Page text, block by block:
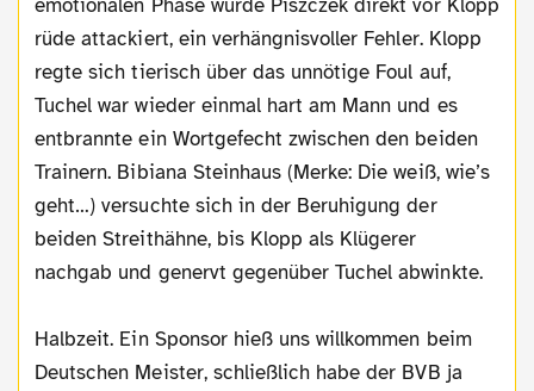
emotionalen Phase wurde Piszczek direkt vor Klopp
rüde attackiert, ein verhängnisvoller Fehler. Klopp
regte sich tierisch über das unnötige Foul auf,
Tuchel war wieder einmal hart am Mann und es
entbrannte ein Wortgefecht zwischen den beiden
Trainern. Bibiana Steinhaus (Merke: Die weiß, wie’s
geht…) versuchte sich in der Beruhigung der
beiden Streithähne, bis Klopp als Klügerer
nachgab und genervt gegenüber Tuchel abwinkte.
Halbzeit. Ein Sponsor hieß uns willkommen beim
Deutschen Meister, schließlich habe der BVB ja